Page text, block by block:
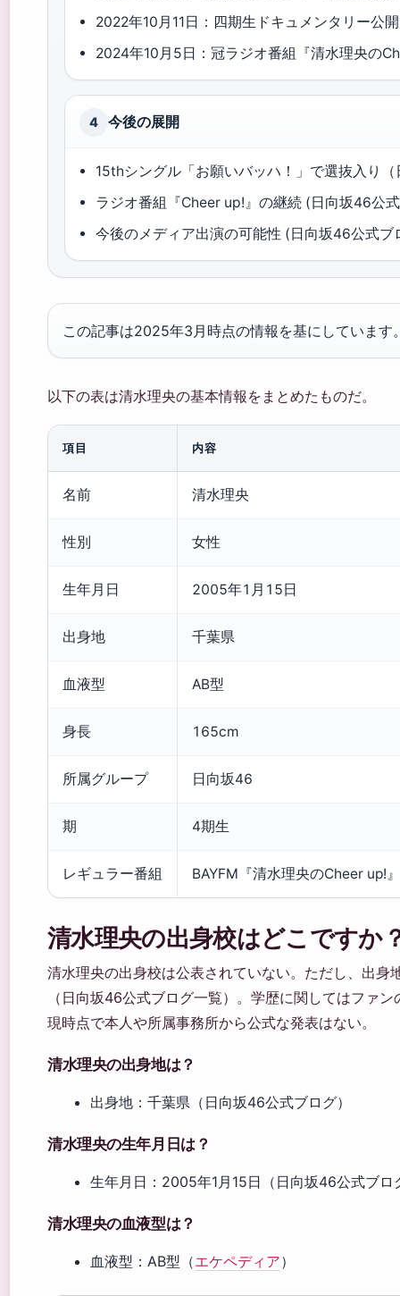
2022年10月11日：四期生ドキュメンタリー公
2024年10月5日：冠ラジオ番組『清水理央の
4 今後の展開
15thシングル「お願いバッハ！」で選抜入り
ラジオ番組『Cheer up!』の継続 (日向坂46公
今後のメディア出演の可能性 (日向坂46公式ブ
この記事は2025年3月時点の情報を基にしています
以下の表は清水理央の基本情報をまとめたものだ。
項目 内容
名前 清水理央
性別 女性
生年月日 2005年1月15日
出身地 千葉県
血液型 AB型
身長 165cm
所属グループ 日向坂46
期 4期生
レギュラー番組 BAYFM『清水理央のCheer up!』
清水理央の出身校はどこですか
清水理央の出身校は公表されていない。ただし、出身
（日向坂46公式ブログ一覧）。学歴に関してはファ
現時点で本人や所属事務所から公式な発表はない。
清水理央の出身地は？
出身地：千葉県（日向坂46公式ブログ）
清水理央の生年月日は？
生年月日：2005年1月15日（日向坂46公式ブロ
清水理央の血液型は？
血液型：AB型（エケペディア）